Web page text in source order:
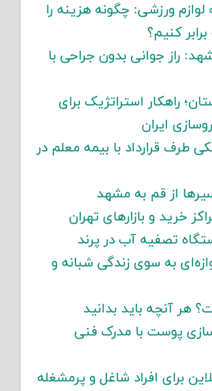
ورزشی: چگونه هزینه را
کنیم؟
راز جوانی بدون جراحی با
راهکار استراتژیک برای
ایران
طرف قرارداد با بیمه معلم در
از قم به مشهد
خرید و بازارهای تهران
تصفیه آب در پرند
به سوی زندگی شبانه و
هر آنچه باید بدانید
پوست با مدرک فنی
برای افراد شاغل و پرمشغله